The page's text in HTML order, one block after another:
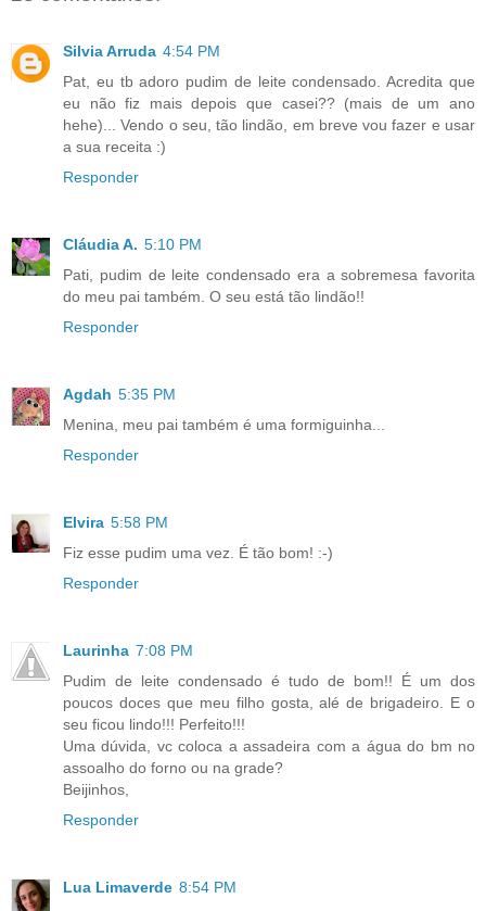
Silvia Arruda 4:54 PM
Pat, eu tb adoro pudim de leite condensado. Acredita que
eu não fiz mais depois que casei?? (mais de um ano
hehe)... Vendo o seu, tão lindão, em breve vou fazer e usar
a sua receita :)
Responder
Cláudia A. 5:10 PM
Pati, pudim de leite condensado era a sobremesa favorita
do meu pai também. O seu está tão lindão!!
Responder
Agdah 5:35 PM
Menina, meu pai também é uma formiguinha...
Responder
Elvira 5:58 PM
Fiz esse pudim uma vez. É tão bom! :-)
Responder
Laurinha 7:08 PM
Pudim de leite condensado é tudo de bom!! É um dos
poucos doces que meu filho gosta, alé de brigadeiro. E o
seu ficou lindo!!! Perfeito!!!
Uma dúvida, vc coloca a assadeira com a água do bm no
assoalho do forno ou na grade?
Beijinhos,
Responder
Lua Limaverde 8:54 PM